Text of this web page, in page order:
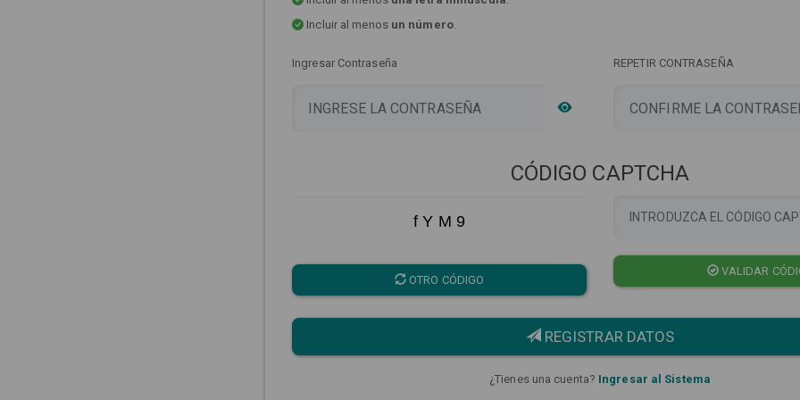
Incluir al menos un número.
Ingresar Contraseña REPETIR CONTRASEÑA
CÓDIGO CAPTCHA
f Y M 9
OTRO CÓDIGO
VALIDAR
REGISTRAR DATOS
¿Tienes una cuenta? Ingresar al Sistema